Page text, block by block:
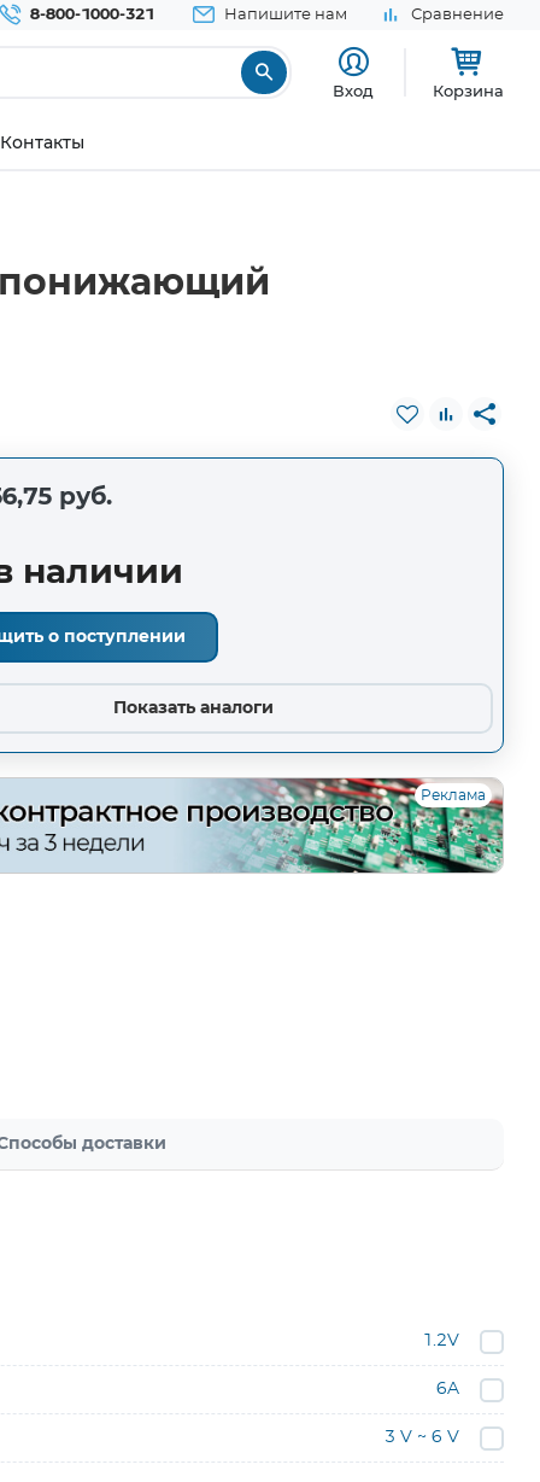
8-800-1000-321 Напишите нам Сравнение
Вход Корзина
Контакты
понижающий
руб.
наличии
о поступлении
Показать аналоги
Реклама
доставки
1.2V
6A
3 V ~ 6 V